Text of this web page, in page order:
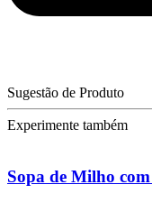
Sugestão de Produto
Experimente também
Sopa de Milho